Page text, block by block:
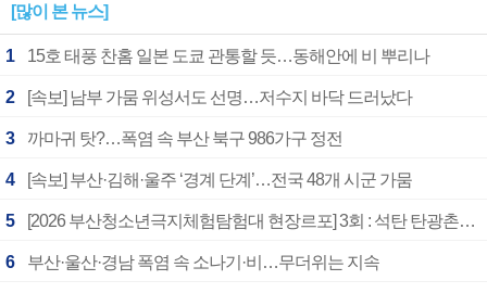
[많이 본 뉴스]
1 15호 태풍 찬홈 일본 도쿄 관통할 듯…동해안에 비 뿌리나
2 [속보] 남부 가뭄 위성서도 선명…저수지 바닥 드러났다
3 까마귀 탓?…폭염 속 부산 북구 986가구 정전
4 [속보] 부산·김해·울주 ‘경계 단계’…전국 48개 시군 가뭄
5 [2026 부산청소년극지체험탐험대 현장르포] 3회 : 석탄 탄광촌에서 북극 연구의 중심지로
6 부산·울산·경남 폭염 속 소나기·비…무더위는 지속